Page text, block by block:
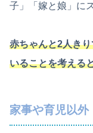
子」「嫁と娘」に
赤ちゃんと2人き
いることを考える
家事や育児以外